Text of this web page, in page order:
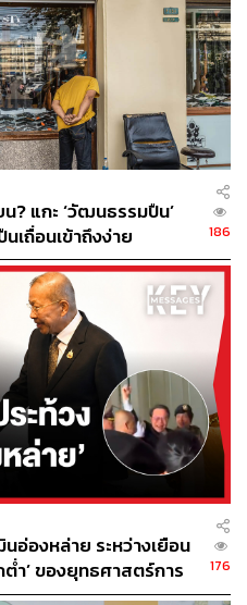
? แกะ ‘วัฒนธรรมปืน’
เถื่อนเข้าถึงง่าย
186
อ่องหล่าย ระหว่างเยือน
ำ’ ของยุทธศาสตร์การ
176